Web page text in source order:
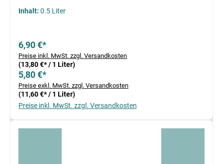
Inhalt: 0.5 Liter
6,90 €*
Preise inkl. MwSt. zzgl. Versandkosten
(13,80 €* / 1 Liter)
5,80 €*
Preise exkl. MwSt. zzgl. Versandkosten
(11,60 €* / 1 Liter)
Preise inkl. MwSt. zzgl. Versandkosten